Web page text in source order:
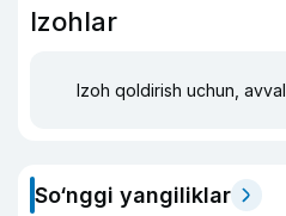
Izohlar
Izoh qoldirish uchun, avval
So‘nggi yangiliklar